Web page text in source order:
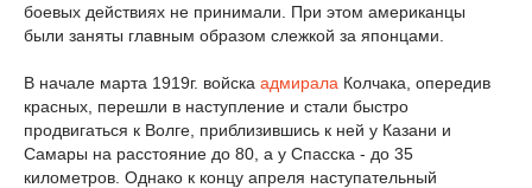
боевых действиях не принимали. При этом американцы
были заняты главным образом слежкой за японцами.
В начале марта 1919г. войска адмирала Колчака, опередив
красных, перешли в наступление и стали быстро
продвигаться к Волге, приблизившись к ней у Казани и
Самары на расстояние до 80, а у Спасска - до 35
километров. Однако к концу апреля наступательный